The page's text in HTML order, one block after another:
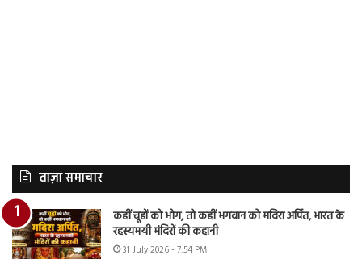
ताज़ा समाचार
कहीं चूहों को भोग, तो कहीं भगवान को मदिरा अर्पित, भारत के
रहस्यमयी मंदिरों की कहानी
31 July 2026 - 7:54 PM